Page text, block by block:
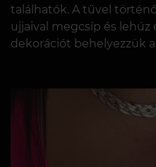
találhatók. A tűvel
ujjaival megcsíp és lehúz
dekorációt behelyezzük